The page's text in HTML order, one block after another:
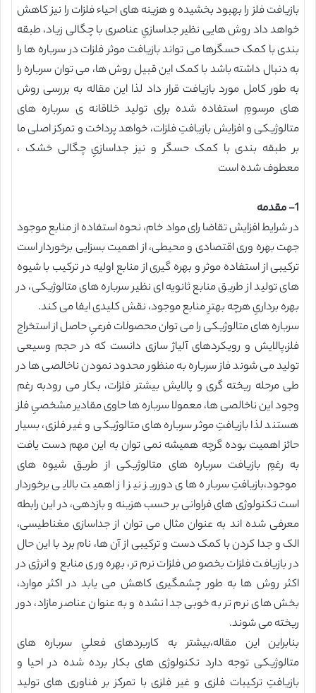
بازیافت فلز را بهبود بخشیده و هزینه های احیاء فلزات را نیز کاهش
خواهد داد روش هایی نظیر جداسازیِ عناصری با چگالی زیاد، طبقه
بندی با کمک حسگرها می تواند بازیافت موثر فلزات در سرباره ها را
به دنبال داشته باشد با کمک این قبیل روش ها، می توان سرباره را
به طور کامل مورد بازیافت قرار داد لذا این مقاله به بررسی روش
های مرسومِ استفاده شده برای تولید خلاقانه ی سرباره های
متالوژیکی و افزایش بازیافتِ فلزات، خواهد پرداخت و تمرکز اصلی ما
بر طبقه بندی با کمک حسگر و نیز جداسازیِ چگالی خشک ،
معطوف شده است
1- مقدمه
در شرایط افزایش تقاضا رای مواد خام، نحوه استفاده از منابع موجود
جهت بهره وری اقتصادی و محیطی، از اهمیت بسزایی برخوردار است
ترکیبی از استفاده موثر و بهره گیری از منابع اولیه در ترکیب با شیوه
های تولید از طریق منابع ثانویه ای نظیر سرباره های متالوژیکی، در
بهره برداریِ هرچه بهترِ منابع موجود، نقش کلیدی ایفا می کند.
سرباره های متالوژیکی را می توان محصولات فرعیِ حاصل از استخراج
فلز،پالایش و رویکردهای آلیاژ سازی دانست که در حجم وسیعی
تولید می شوند فاز سرباره به منظور محدود نمودن ناخالصی ها در
طی مرحله ریخته گری و پالایش بیشتر فلزات، بکار می رودبه رغم
وجود این ناخالصی ها، معمولا سرباره ها حاوی مقادیر مشخصیِ فلز
هستند لذا بازیافتِ موثر سرباره های متالوژیکی و غیر فلزی، بسیار
حائز اهمیت بوده گرچه همیشه نمی توان به این مهم دست یافت
به رغمِ بازیافت سرباره های متالوژیکی از طریق شیوه های
موجود،بازیافتِ سرباره های دورریز نیز از اهمیت بالایی برخوردار
است تکنولوژی های فراوانی بر حسب هزینه و بازدهی، در این رابطه
معرفی شده اند به عنوان مثال می توان از جداسازی مغناطیسی،
الک و جدا کردن با کمک دست و ترکیبی از آن ها، نام برد با این حال
در بازیافت فلزات بخصوص فلزات نرم تر، بهره وری منابع و انرژی در
اکثر روش ها به طور چشمگیری کاهش می یابد در اکثر موارد،
بخش های نرم تر به خوبی جدا نشده و به عنوان عناصر مازاد، دور
ریخته می شوند.
بنابراین این مقاله،بیشتر به کاربردهای فعلیِ سرباره های
متالوژیکی توجه دارد تکنولوژی های بکار برده شده در احیا و
بازیافتِ ترکیبات فلزی و غیر فلزی با تمرکز بر فناوری های تولید